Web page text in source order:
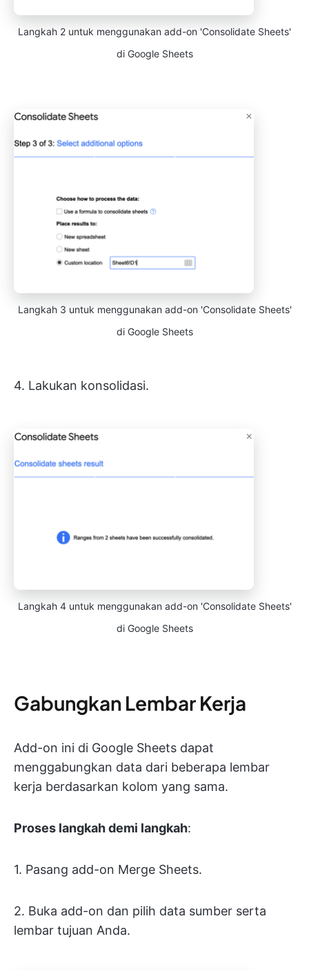
Langkah 2 untuk menggunakan add-on 'Consolidate Sheets'
di Google Sheets
Langkah 3 untuk menggunakan add-on 'Consolidate Sheets'
di Google Sheets
4. Lakukan konsolidasi.
Langkah 4 untuk menggunakan add-on 'Consolidate Sheets'
di Google Sheets
Gabungkan Lembar Kerja
Add-on ini di Google Sheets dapat
menggabungkan data dari beberapa lembar
kerja berdasarkan kolom yang sama.
Proses langkah demi langkah:
1. Pasang add-on Merge Sheets.
2. Buka add-on dan pilih data sumber serta
lembar tujuan Anda.